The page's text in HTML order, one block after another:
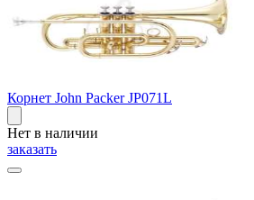
Корнет John Packer JP071L
Нет в наличии
заказать